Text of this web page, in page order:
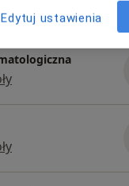
Edytuj ustawienia